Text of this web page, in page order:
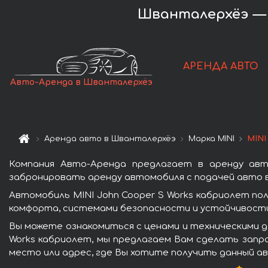
Шванталерхёэ —
Авто-Аренда в Шванталерхёэ
АРЕНДА АВТО
Аренда авто в Шванталерхёэ Марка MINI
Компания Авто-Аренда предлагает в аренду
забронировать аренду автомобиля с подачей авто
Автомобиль MINI John Cooper S Works кабриолет
комфорта, системами безопасности и
Вы можете ознакомиться с ценами и техническими
Works кабриолет, мы предлагаем Вам сделать
место или адрес, где Вы хотите получить данный